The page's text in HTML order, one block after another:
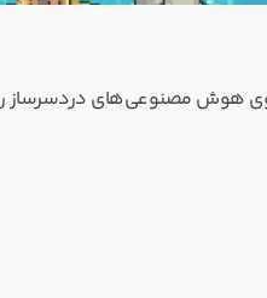
هوش مصنوعی‌های دردسرساز